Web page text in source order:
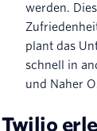
werden.
plant das
schnell in
und Naher
Twilio